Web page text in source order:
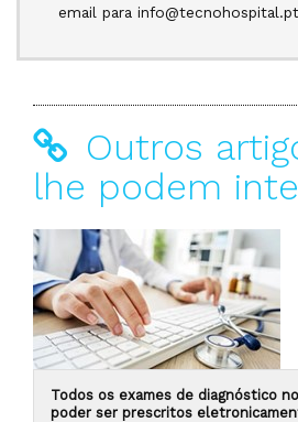
email para info@tecnohospital.pt
Outros
lhe podem
Todos os exames de diagnóstico
poder ser prescritos